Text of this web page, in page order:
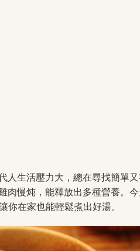
人生活壓力大，總在尋找簡單
肉慢炖，能釋放出多種營養。
在家也能輕鬆煮出好湯。